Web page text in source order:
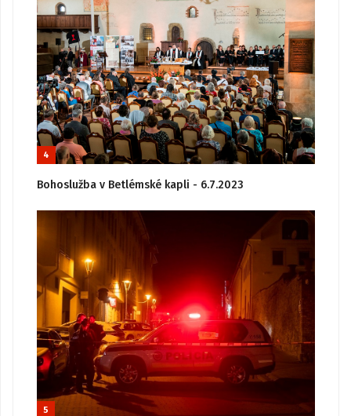
4
Bohoslužba v Betlémské kapli - 6.7.2023
5